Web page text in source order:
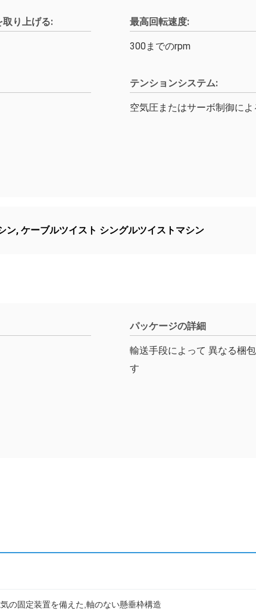
取り上げる: 最高回転速度:
300までのrpm
テンションシステム:
空気圧またはサーボ制御によ
ン, ケーブルツイスト シングルツイストマシン
パッケージの詳細
輸送手段によって 異なる梱
す
の固定装置を備えた,軸のない懸垂枠構造